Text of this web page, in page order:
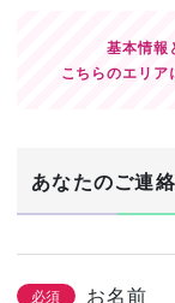
基本情報
こちらのエリア
あなたのご連
必須 お名前